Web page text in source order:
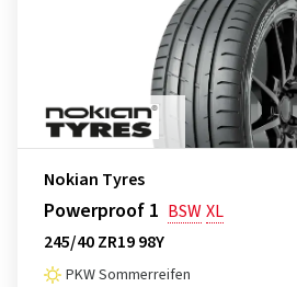
Nokian Tyres
Powerproof 1 BSWXL
245/40 ZR19 98Y
PKW Sommerreifen